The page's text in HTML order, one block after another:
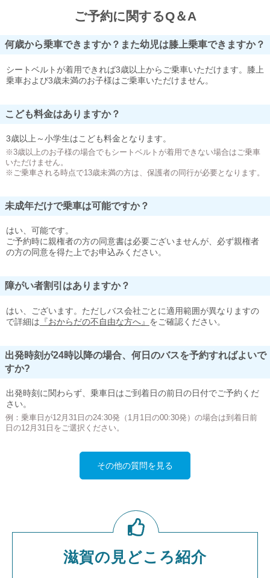
ご予約に関するQ＆A
何歳から乗車できますか？また幼児は膝上乗車できますか？
シートベルトが着用できれば3歳以上からご乗車いただけます。膝上
乗車および3歳未満のお子様はご乗車いただけません。
こども料金はありますか？
3歳以上～小学生はこども料金となります。
※3歳以上のお子様の場合でもシートベルトが着用できない場合はご乗車
いただけません。
※ご乗車される時点で13歳未満の方は、保護者の同行が必要となります。
未成年だけで乗車は可能ですか？
はい、可能です。
ご予約時に親権者の方の同意書は必要ございませんが、必ず親権者
の方の同意を得た上でお申込みください。
障がい者割引はありますか？
はい、ございます。ただしバス会社ごとに適用範囲が異なりますの
で詳細は 『おからだの不自由な方へ』 をご確認ください。
出発時刻が24時以降の場合、何日のバスを予約すればよいで
すか?
出発時刻に関わらず、乗車日はご到着日の前日の日付でご予約くだ
さい。
例：乗車日が12月31日の24:30発（1月1日の00:30発）の場合は到着日前
日の12月31日をご選択ください。
その他の質問を見る
滋賀の見どころ紹介